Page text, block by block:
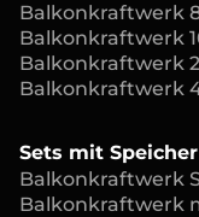
Balkonkraftwerk
Balkonkraftwerk
Balkonkraftwerk
Balkonkraftwerk
Sets mit Speicher
Balkonkraftwerk
Balkonkraftwerk